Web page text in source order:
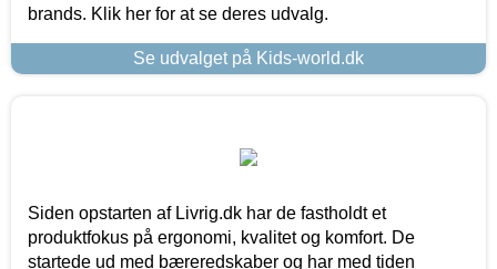
brands. Klik her for at se deres udvalg.
Se udvalget på Kids-world.dk
Siden opstarten af Livrig.dk har de fastholdt et
produktfokus på ergonomi, kvalitet og komfort. De
startede ud med bæreredskaber og har med tiden